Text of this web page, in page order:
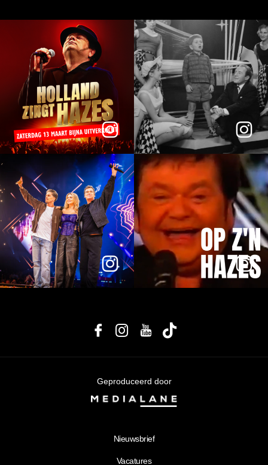
Geproduceerd door
Nieuwsbrief
Vacatures